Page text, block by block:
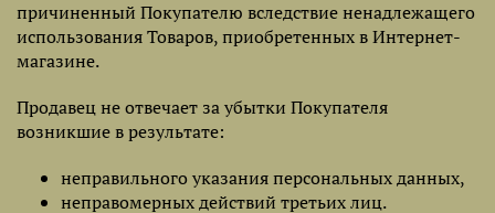
причиненный Покупателю вследствие ненадлежащего
использования Товаров, приобретенных в Интернет-
магазине.
Продавец не отвечает за убытки Покупателя
возникшие в результате:
неправильного указания персональных данных,
неправомерных действий третьих лиц.